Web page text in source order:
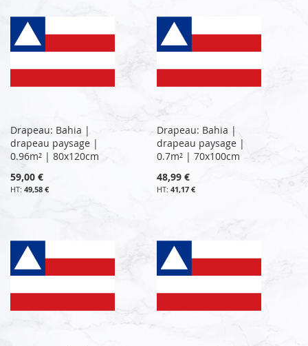
Drapeau: Bahia |
drapeau paysage |
0.96m² | 80x120cm
59,00 €
49,58 €
Drapeau: Bahia |
drapeau paysage |
0.7m² | 70x100cm
48,99 €
41,17 €